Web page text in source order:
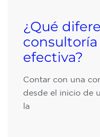
¿Qué
efectiva?
Contar con una
desde el inicio de
la